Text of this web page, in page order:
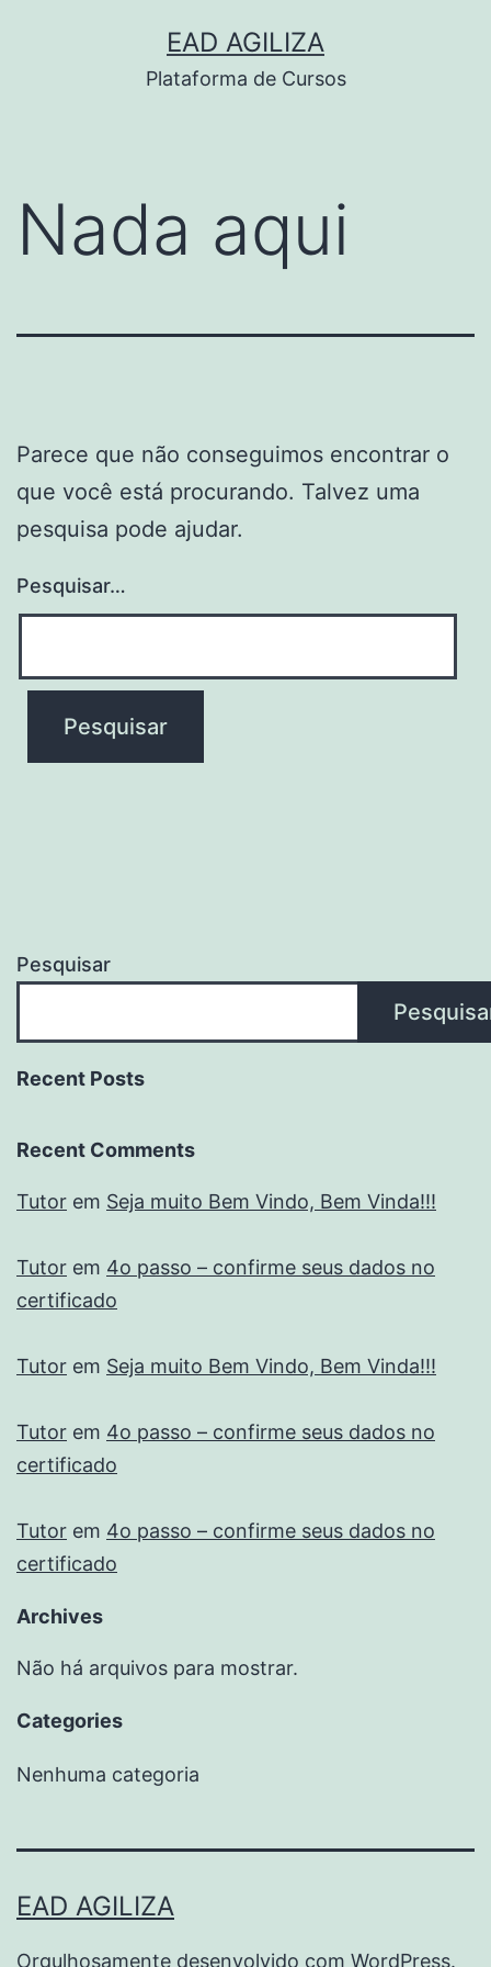
EAD AGILIZA
Plataforma de Cursos
Nada aqui
Parece que não conseguimos encontrar o
que você está procurando. Talvez uma
pesquisa pode ajudar.
Pesquisar…
Pesquisar
Recent Posts
Recent Comments
Tutor em Seja muito Bem Vindo, Bem Vinda!!!
Tutor em 4o passo – confirme seus dados no
certificado
Tutor em Seja muito Bem Vindo, Bem Vinda!!!
Tutor em 4o passo – confirme seus dados no
certificado
Tutor em 4o passo – confirme seus dados no
certificado
Archives
Não há arquivos para mostrar.
Categories
Nenhuma categoria
EAD AGILIZA
Orgulhosamente desenvolvido com WordPress.